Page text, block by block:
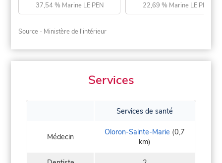
37,54 % Marine LE PEN 22,69 % Marine LE PEN
Source - Ministère de l'intérieur
Services
Services de santé
Médecin Oloron-Sainte-Marie (0,7
km)